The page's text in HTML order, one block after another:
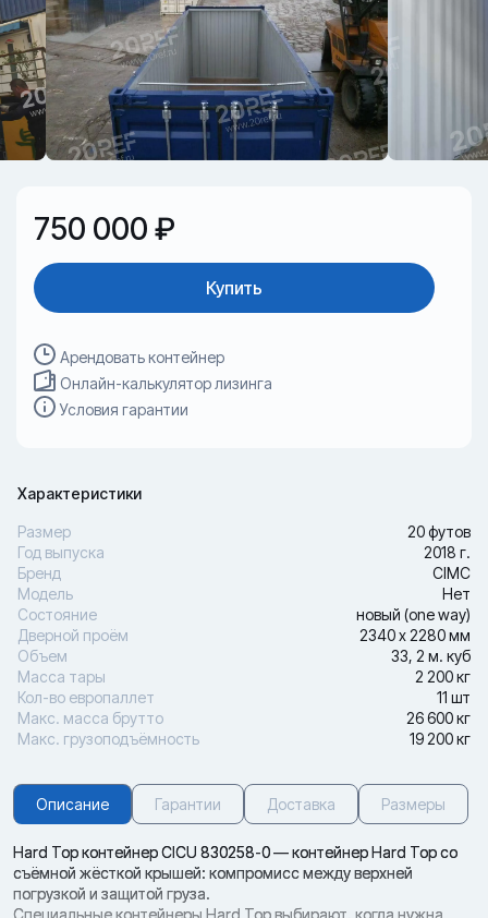
750 000 ₽
Купить
Арендовать контейнер
Онлайн-калькулятор лизинга
Условия гарантии
Характеристики
Размер
20 футов
Год выпуска
2018 г.
Бренд
CIMC
Модель
Нет
Состояние
новый (one way)
Дверной проём
2340 х 2280 мм
Объем
33, 2 м. куб
Масса тары
2 200 кг
Кол-во европаллет
11 шт
Макс. масса брутто
26 600 кг
Макс. грузоподъёмность
19 200 кг
Описание Гарантии Доставка Размеры
Hard Top контейнер CICU 830258-0 — контейнер Hard Top со
съёмной жёсткой крышей: компромисс между верхней
погрузкой и защитой груза.
Специальные контейнеры Hard Top выбирают, когда нужна